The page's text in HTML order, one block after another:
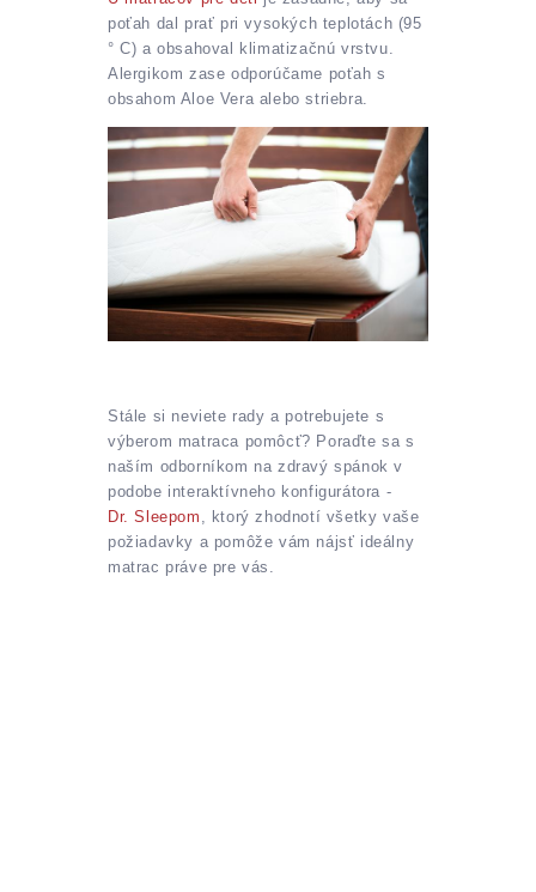
poťah dal prať pri vysokých teplotách (95
° C) a obsahoval klimatizačnú vrstvu.
Alergikom zase odporúčame poťah s
obsahom Aloe Vera alebo striebra.
Stále si neviete rady a potrebujete s
výberom matraca pomôcť? Poraďte sa s
naším odborníkom na zdravý spánok v
podobe interaktívneho konfigurátora -
Dr. Sleepom , ktorý zhodnotí všetky vaše
požiadavky a pomôže vám nájsť ideálny
matrac práve pre vás.